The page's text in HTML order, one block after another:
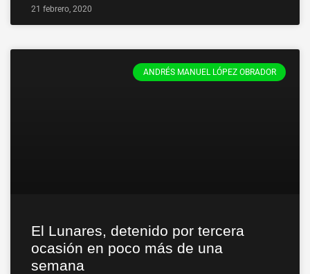
21 febrero, 2020
ANDRÉS MANUEL LÓPEZ OBRADOR
El Lunares, detenido por tercera
ocasión en poco más de una
semana